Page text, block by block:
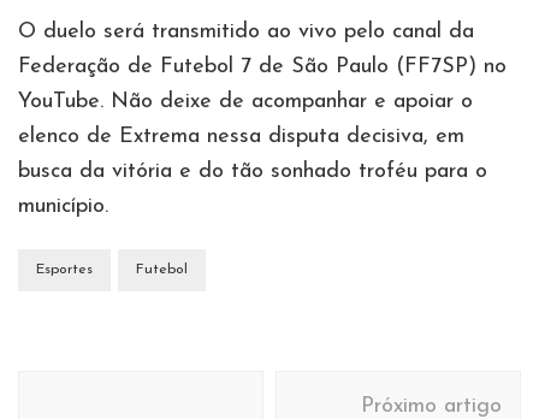
O duelo será transmitido ao vivo pelo canal da
Federação de Futebol 7 de São Paulo (FF7SP) no
YouTube. Não deixe de acompanhar e apoiar o
elenco de Extrema nessa disputa decisiva, em
busca da vitória e do tão sonhado troféu para o
município.
Esportes Futebol
Próximo artigo